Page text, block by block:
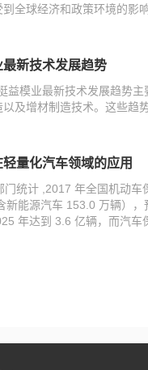
全球经济和政策环境的影响
最新技术发展趋势
益模业最新技术发展趋势
及增材制造技术。‌这些趋
量化汽车领域的应用
门统计 ,2017 年全国机动车
新能源汽车 153.0 万辆）
年达到 3.6 亿辆，而汽